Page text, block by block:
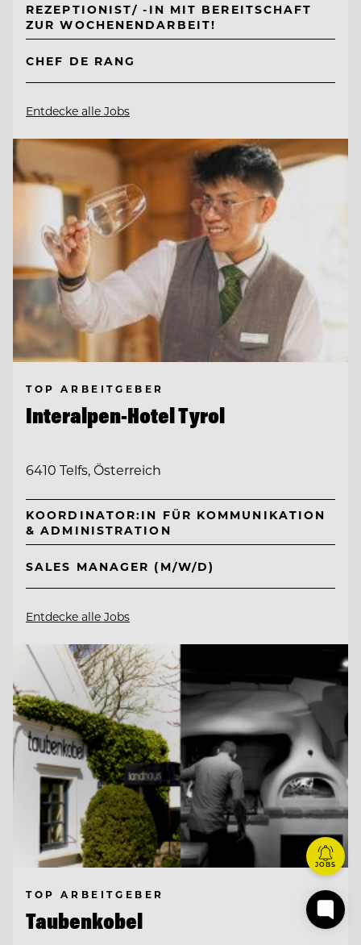
REZEPTIONIST/ -IN MIT BEREITSCHAFT
ZUR WOCHENENDARBEIT!
CHEF DE RANG
Entdecke alle Jobs
TOP ARBEITGEBER
Interalpen-Hotel Tyrol
6410 Telfs, Österreich
KOORDINATOR:IN FÜR KOMMUNIKATION
& ADMINISTRATION
SALES MANAGER (M/W/D)
Entdecke alle Jobs
TOP ARBEITGEBER
Taubenkobel
JOBS